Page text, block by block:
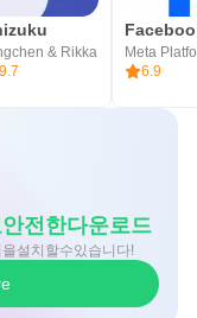
& Rikka
9.7
6.9
전한다운로드
설치할수있습니다!